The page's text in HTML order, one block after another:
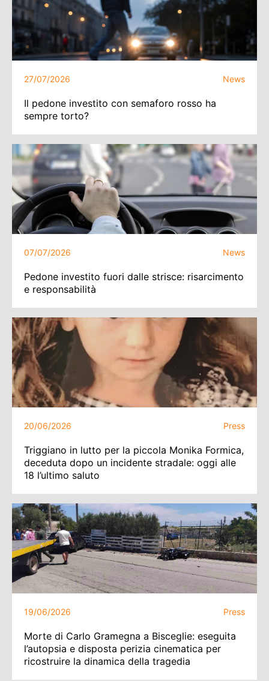
27/07/2026 News
Il pedone investito con semaforo rosso ha
sempre torto?
07/07/2026 News
Pedone investito fuori dalle strisce: risarcimento
e responsabilità
20/06/2026 Press
Triggiano in lutto per la piccola Monika Formica,
deceduta dopo un incidente stradale: oggi alle
18 l’ultimo saluto
19/06/2026 Press
Morte di Carlo Gramegna a Bisceglie: eseguita
l’autopsia e disposta perizia cinematica per
ricostruire la dinamica della tragedia